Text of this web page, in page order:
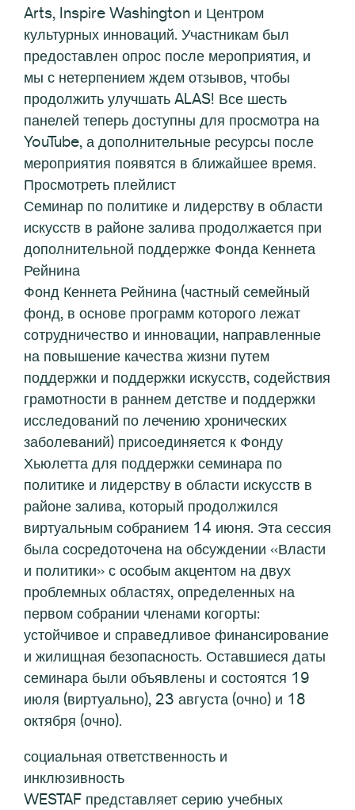
Arts, Inspire Washington и Центром
культурных инноваций. Участникам был
предоставлен опрос после мероприятия, и
мы с нетерпением ждем отзывов, чтобы
продолжить улучшать ALAS! Все шесть
панелей теперь доступны для просмотра на
YouTube, а дополнительные ресурсы после
мероприятия появятся в ближайшее время.
Просмотреть плейлист
Семинар по политике и лидерству в области
искусств в районе залива продолжается при
дополнительной поддержке Фонда Кеннета
Рейнина
Фонд Кеннета Рейнина (частный семейный
фонд, в основе программ которого лежат
сотрудничество и инновации, направленные
на повышение качества жизни путем
поддержки и поддержки искусств, содействия
грамотности в раннем детстве и поддержки
исследований по лечению хронических
заболеваний) присоединяется к Фонду
Хьюлетта для поддержки семинара по
политике и лидерству в области искусств в
районе залива, который продолжился
виртуальным собранием 14 июня. Эта сессия
была сосредоточена на обсуждении «Власти
и политики» с особым акцентом на двух
проблемных областях, определенных на
первом собрании членами когорты:
устойчивое и справедливое финансирование
и жилищная безопасность. Оставшиеся даты
семинара были объявлены и состоятся 19
июля (виртуально), 23 августа (очно) и 18
октября (очно).
социальная ответственность и
инклюзивность
WESTAF представляет серию учебных